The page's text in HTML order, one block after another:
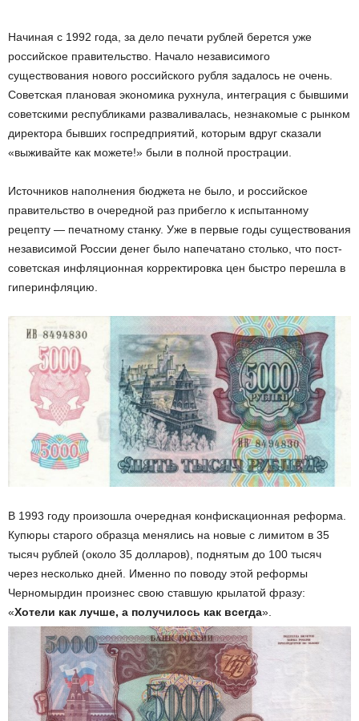
Начиная с 1992 года, за дело печати рублей берется уже
российское правительство. Начало независимого
существования нового российского рубля задалось не очень.
Советская плановая экономика рухнула, интеграция с бывшими
советскими республиками разваливалась, незнакомые с рынком
директора бывших госпредприятий, которым вдруг сказали
«выживайте как можете!» были в полной прострации.
Источников наполнения бюджета не было, и российское
правительство в очередной раз прибегло к испытанному
рецепту — печатному станку. Уже в первые годы существования
независимой России денег было напечатано столько, что пост-
советская инфляционная корректировка цен быстро перешла в
гиперинфляцию.
В 1993 году произошла очередная конфискационная реформа.
Купюры старого образца менялись на новые с лимитом в 35
тысяч рублей (около 35 долларов), поднятым до 100 тысяч
через несколько дней. Именно по поводу этой реформы
Черномырдин произнес свою ставшую крылатой фразу:
«Хотели как лучше, а получилось как всегда».